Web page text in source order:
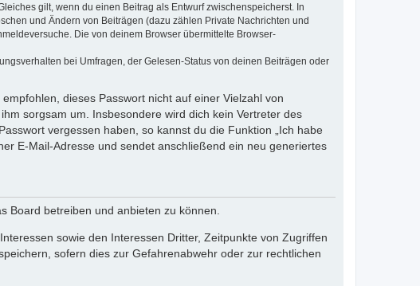
gilt, wenn du einen Beitrag als Entwurf zwischenspeicherst. In
und Ändern von Beiträgen (dazu zählen Private Nachrichten und
Die von deinem Browser übermittelte Browser-
bei Umfragen, der Gelesen-Status von deinen Beiträgen oder
dieses Passwort nicht auf einer Vielzahl von
sorgsam um. Insbesondere wird dich kein Vertreter des
vergessen haben, so kannst du die Funktion „Ich habe
E-Mail-Adresse und sendet anschließend ein neu generiertes
Board betreiben und anbieten zu können.
sowie den Interessen Dritter, Zeitpunkte von Zugriffen
sofern dies zur Gefahrenabwehr oder zur rechtlichen